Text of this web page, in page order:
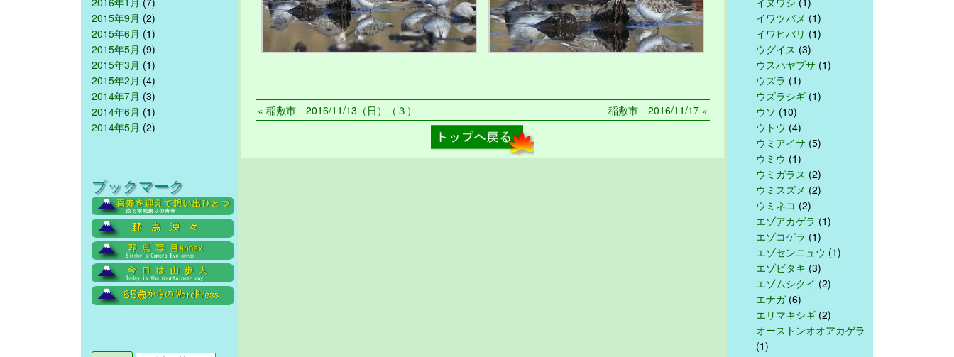
2015年9月 (2)
2015年6月 (1)
2015年5月 (9)
2015年3月 (1)
2015年2月 (4)
2014年7月 (3)
2014年6月 (1)
2014年5月 (2)
ブックマーク
« 稲敷市 2016/11/13（日）（３） 稲敷市 2016/11/17 »
イワツバメ (1)
イワヒバリ (1)
ウグイス (3)
ウスハヤブサ (1)
ウズラ (1)
ウズラシギ (1)
ウソ (10)
ウトウ (4)
ウミアイサ (5)
ウミウ (1)
ウミガラス (2)
ウミスズメ (2)
ウミネコ (2)
エゾアカゲラ (1)
エゾコゲラ (1)
エゾセンニュウ (1)
エゾビタキ (3)
エゾムシクイ (2)
エナガ(6)
エリマキシギ (2)
オーストンオオアカゲラ
(1)